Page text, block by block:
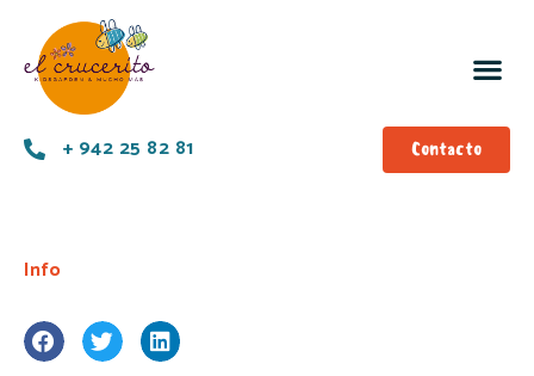
+ 942 25 82 81 Contacto
Info